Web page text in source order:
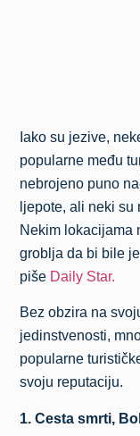
Iako su jezive,
popularne među
nebrojeno puno
ljepote, ali neki
Nekim lokacijama
groblja da bi bile
piše Daily Star.
Bez obzira na
jedinstvenosti,
popularne
svoju reputaciju.
1. Cesta smrti,